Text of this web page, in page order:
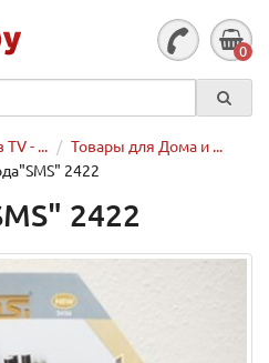
0
- ...
Товары для Дома и ...
2422
2422